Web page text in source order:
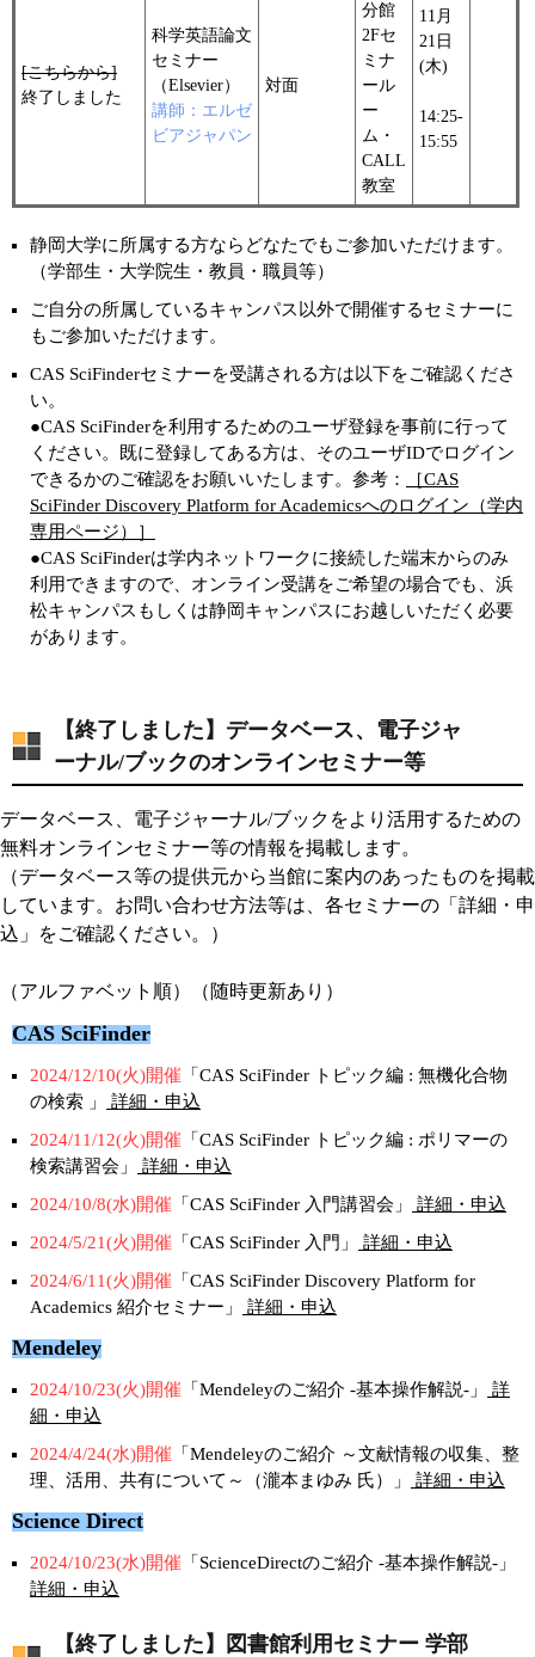
[こちらから]
終了しました
科学英語論文
セミナー
（Elsevier）
講師：エルゼ
ビアジャパン
対面
分館
2Fセ
ミナ
ール
ー
ム・
CALL
教室
11月
21日
(木)
14:25-
15:55
静岡大学に所属する方ならどなたでもご参加いただけます。
（学部生・大学院生・教員・職員等）
ご自分の所属しているキャンパス以外で開催するセミナーに
もご参加いただけます。
CAS SciFinderセミナーを受講される方は以下をご確認くださ
い。
●CAS SciFinderを利用するためのユーザ登録を事前に行って
ください。既に登録してある方は、そのユーザIDでログイン
できるかのご確認をお願いいたします。参考：
［CAS
SciFinder Discovery Platform for Academicsへのログイン（学内
専用ページ）］
●CAS SciFinderは学内ネットワークに接続した端末からのみ
利用できますので、オンライン受講をご希望の場合でも、浜
松キャンパスもしくは静岡キャンパスにお越しいただく必要
があります。
【終了しました】データベース、電子ジャ
ーナル/ブックのオンラインセミナー等
データベース、電子ジャーナル/ブックをより活用するための
無料オンラインセミナー等の情報を掲載します。
（データベース等の提供元から当館に案内のあったものを掲載
しています。お問い合わせ方法等は、各セミナーの「詳細・申
込」をご確認ください。）
（アルファベット順）（随時更新あり）
CAS SciFinder
2024/12/10(火)開催 「CAS SciFinder トピック編 : 無機化合物
の検索 」
詳細・申込
2024/11/12(火)開催 「CAS SciFinder トピック編 : ポリマーの
検索講習会」
詳細・申込
2024/10/8(水)開催 「CAS SciFinder 入門講習会」
詳細・申込
2024/5/21(火)開催 「CAS SciFinder 入門」
詳細・申込
2024/6/11(火)開催 「CAS SciFinder Discovery Platform for
Academics 紹介セミナー」
詳細・申込
Mendeley
2024/10/23(火)開催 「Mendeleyのご紹介 -基本操作解説-」
詳
細・申込
2024/4/24(水)開催 「Mendeleyのご紹介 ～文献情報の収集、整
理、活用、共有について～（瀧本まゆみ 氏）」
詳細・申込
Science Direct
2024/10/23(水)開催 「ScienceDirectのご紹介 -基本操作解説-」
詳細・申込
【終了しました】図書館利用セミナー 学部